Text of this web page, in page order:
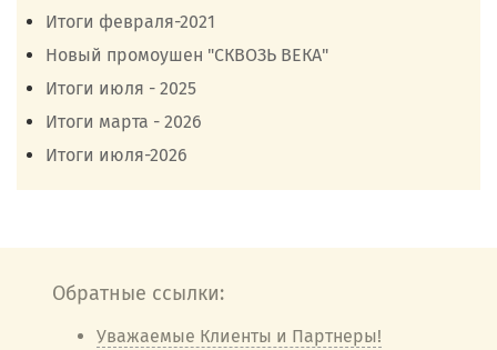
Итоги февраля-2021
Новый промоушен "СКВОЗЬ ВЕКА"
Итоги июля - 2025
Итоги марта - 2026
Итоги июля-2026
Обратные ссылки:
Уважаемые Клиенты и Партнеры!